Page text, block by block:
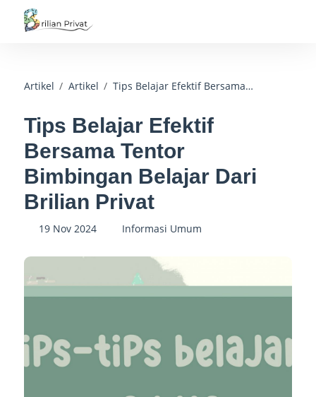
Artikel Artikel Tips Belajar Efektif Bersama Tentor Bimbingan Belajar Dari Brilian Privat
Tips Belajar Efektif
Bersama Tentor
Bimbingan Belajar Dari
Brilian Privat
19 Nov 2024 Informasi Umum